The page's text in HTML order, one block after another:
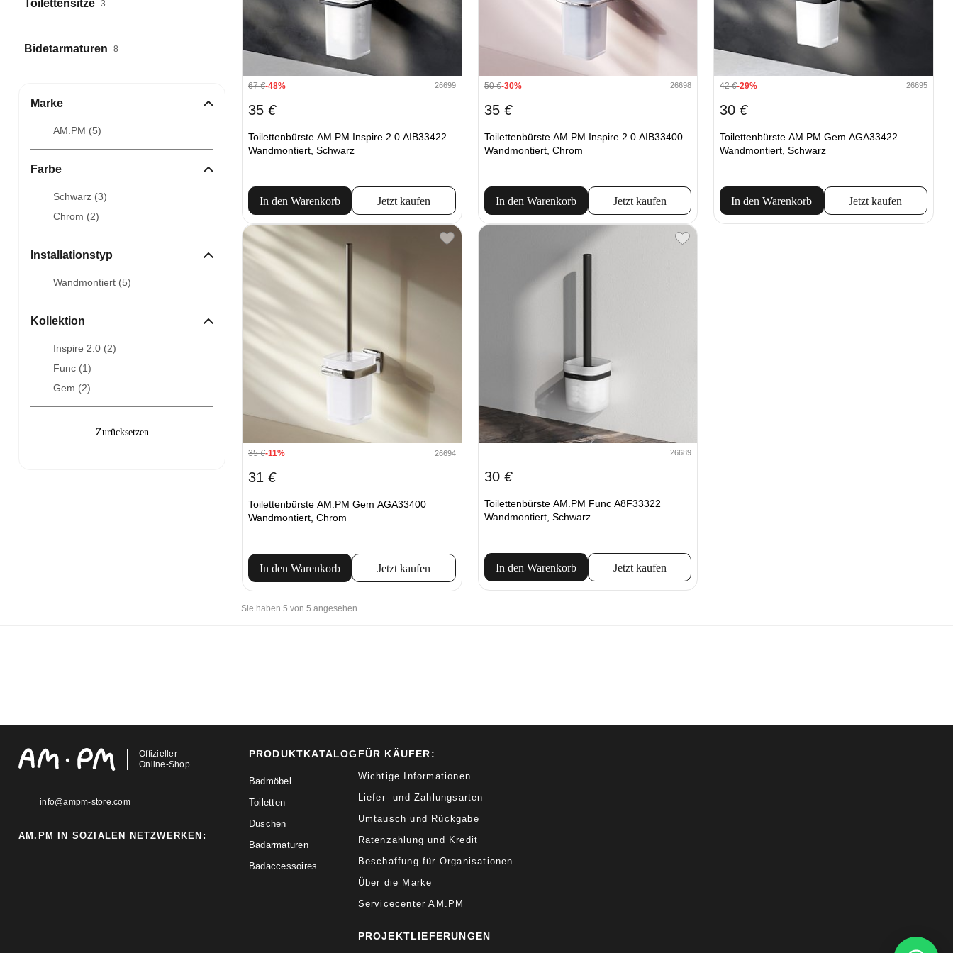
Toilettensitze 3
Bidetarmaturen 8
Marke
AM.PM (5)
Farbe
Schwarz (3)
Chrom (2)
Installationstyp
Wandmontiert (5)
Kollektion
Inspire 2.0 (2)
Func (1)
Gem (2)
67€-48% 26699
35 €
Toilettenbürste AM.PM Inspire 2.0 AIB33422
Wandmontiert, Schwarz
In den Warenkorb Jetzt kaufen
50€-30% 26698
35 €
Toilettenbürste AM.PM Inspire 2.0 AIB33400
Wandmontiert, Chrom
In den Warenkorb Jetzt kaufen
42€-29% 26695
30€
Toilettenbürste AM.PM Gem AGA33422
Wandmontiert, Schwarz
In den Warenkorb Jetzt kaufen
35€-11% 26694
31 €
Toilettenbürste AM.PM Gem AGA33400
Wandmontiert, Chrom
In den Warenkorb Jetzt kaufen
26689
30 €
Toilettenbürste AM.PM Func A8F33322
Wandmontiert, Schwarz
In den Warenkorb Jetzt kaufen
Sie haben 5 von 5 angesehen
Offizieller
Online-Shop
info@ampm-store.com
AM.PM IN SOZIALEN NETZWERKEN:
PRODUKTKATALOG
Badmöbel
Toiletten
Duschen
Badarmaturen
Badaccessoires
FÜR KÄUFER:
Wichtige Informationen
Liefer- und Zahlungsarten
Umtausch und Rückgabe
Ratenzahlung und Kredit
Beschaffung für Organisationen
Über die Marke
Servicecenter AM.PM
PROJEKTLIEFERUNGEN